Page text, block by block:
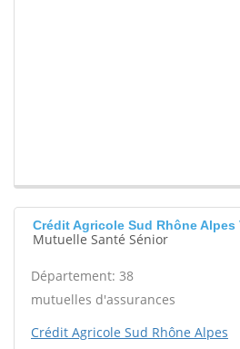
Crédit Agricole Sud Rhône Alpes
Mutuelle Santé Sénior
Département: 38
mutuelles d'assurances
Crédit Agricole Sud Rhône Alpes